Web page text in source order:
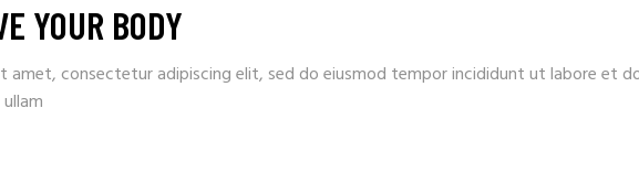
YOUR BODY
amet, consectetur adipiscing elit, sed do eiusmod tempor incididunt ut labore et